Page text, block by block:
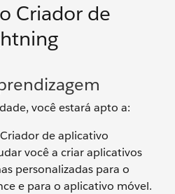
Criador de
você estará apto a:
de aplicativo
você a criar aplicativos
personalizadas para o
e para o aplicativo móvel.